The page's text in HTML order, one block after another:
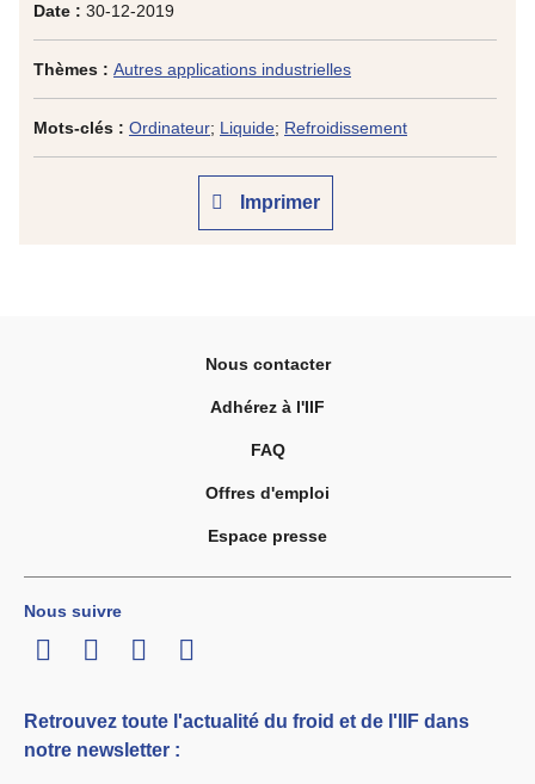
Date : 30-12-2019
Thèmes : Autres applications industrielles
Mots-clés : Ordinateur; Liquide; Refroidissement
Imprimer
Nous contacter
Adhérez à l'IIF
FAQ
Offres d'emploi
Espace presse
Nous suivre
LinkedInTwitterFacebook
Youtube
Retrouvez toute l'actualité du froid et de l'IIF dans
notre newsletter :